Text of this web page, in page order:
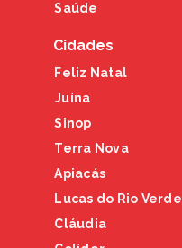
Saúde
Cidades
Feliz Natal
Juína
Sinop
Terra Nova
Apiacás
Lucas do Rio Verde
Cláudia